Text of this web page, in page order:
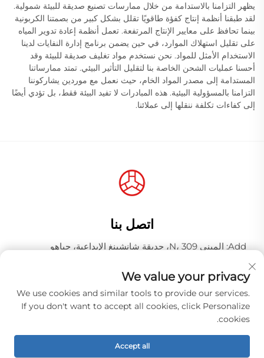
يظهر التزامنا بالاستدامة من خلال ممارسات تصنيع صديقة للبيئة شمولية.
لقد طبقنا أنظمة إنتاج كفؤة طاقويًا تقلل بشكل كبير من بصمتنا الكربونية
بينما تحافظ على معايير الإنتاج المرتفعة. تعمل أنظمة إعادة تدوير المياه
على تقليل استهلاك الموارد، في حين يضمن برنامج إدارة النفايات لدينا
الاستخدام الأمثل للمواد. نحن نستخدم مواد تغليف صديقة للبيئة وقد
أحسنا عمليات الشحن الخاصة بنا لتقليل التأثير البيئي. تمتد ممارساتنا
المستدامة إلى مصدر المواد الخام، حيث نعمل مع موردين يشاركوننا
التزامنا بالمسؤولية البيئية. هذه المبادرات لا تفيد البيئة فقط، بل تؤدي أيضًا
إلى كفاءات تكلفة ننقلها إلى عملائنا.
اتصل بنا
Add: المبنى N، 309، حديقة شانشينغ الإبداعية، جياهو
الصين، الرمز البريدي 510000
هاتف:+86-18925123039
البريد الإلكتروني:[email protected]
حقوق الطبع والنشر © شركة قوانغتشو هونغكياو للصناعة المحدودة.
We value your privacy
We use cookies and similar tools to provide our services.
If you don't want to accept all cookies, click Personalize
cookies.
Accept all